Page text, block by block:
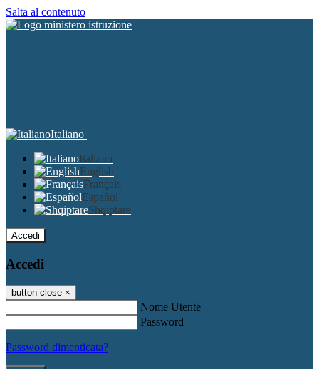
Salta al contenuto
Italiano
Italiano
English
Français
Español
Shqiptare
Accedi
Accedi
button close ×
Nome Utente
Password
Password dimenticata?